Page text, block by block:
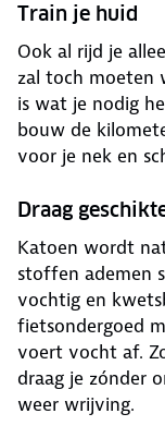
Train je huid
Ook al rijd je
zal toch moeten
is wat je nodig
bouw de
voor je nek en
Draag
Katoen wordt
stoffen ademen
vochtig en
fietsondergoed
voert vocht af.
draag je zónder
weer wrijving.